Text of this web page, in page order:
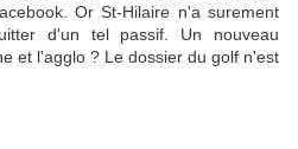
Or St-Hilaire n'a surement
d'un tel passif. Un nouveau
et l'agglo ? Le dossier du golf n'est